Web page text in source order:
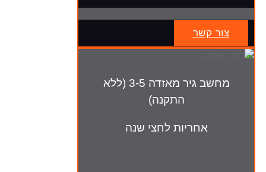
צור קשר
מחשב גיר מאזדה 3-5 (ללא
התקנה)
אחריות לחצי שנה